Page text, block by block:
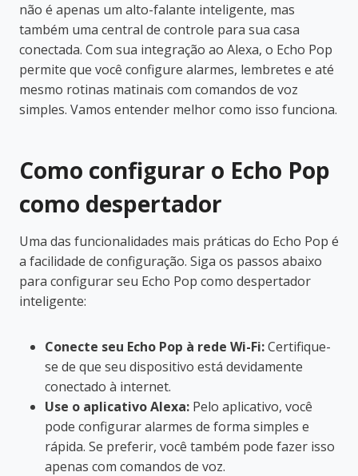
não é apenas um alto-falante inteligente, mas
também uma central de controle para sua casa
conectada. Com sua integração ao Alexa, o Echo Pop
permite que você configure alarmes, lembretes e até
mesmo rotinas matinais com comandos de voz
simples. Vamos entender melhor como isso funciona.
Como configurar o Echo Pop
como despertador
Uma das funcionalidades mais práticas do Echo Pop é
a facilidade de configuração. Siga os passos abaixo
para configurar seu Echo Pop como despertador
inteligente:
Conecte seu Echo Pop à rede Wi-Fi:Certifique-
se de que seu dispositivo está devidamente
conectado à internet.
Use o aplicativo Alexa: Pelo aplicativo, você
pode configurar alarmes de forma simples e
rápida. Se preferir, você também pode fazer isso
apenas com comandos de voz.